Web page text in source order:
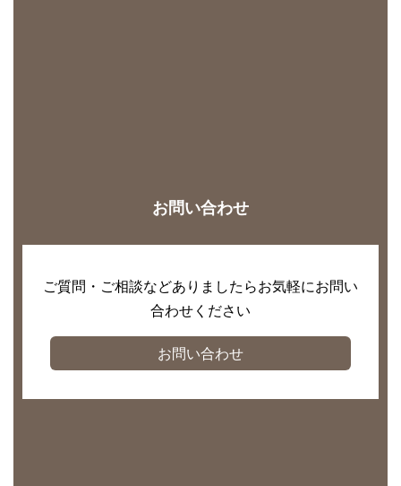
お問い合わせ
ご質問・ご相談などありましたらお気軽にお問い
合わせください
お問い合わせ